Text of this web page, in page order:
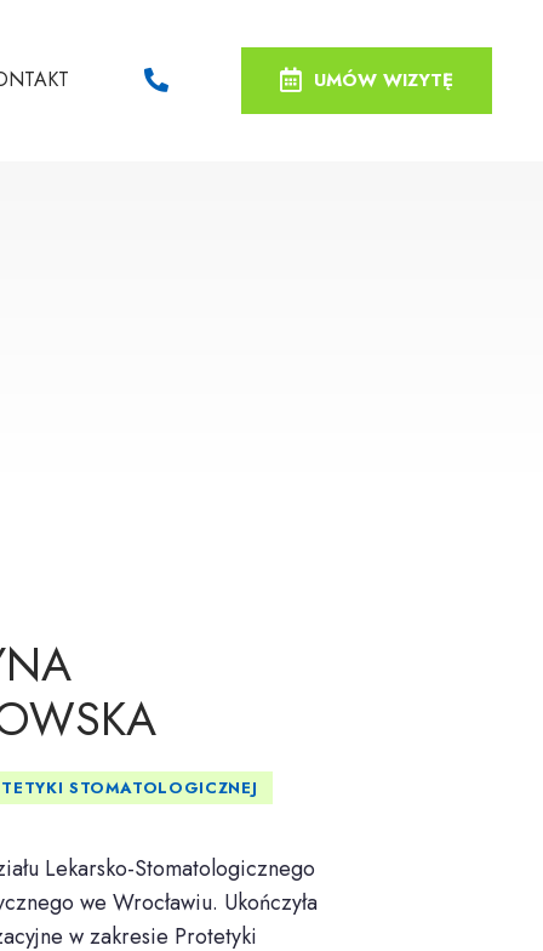
UMÓW WIZYTĘ
STOMATOLOGICZNEJ
Lekarsko-Stomatologicznego
we Wrocławiu. Ukończyła
w zakresie Protetyki